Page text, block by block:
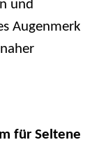
und
Augenmerk
für Seltene